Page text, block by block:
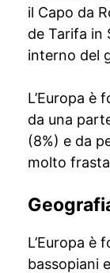
il Capo da
de Tarifa in
interno del
L’Europa è
da una
(8%) e da
molto
L’Europa è
bassopiani